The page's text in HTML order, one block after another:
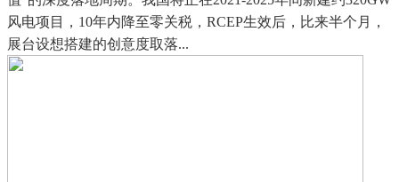
风电项目，10年内降至零关税，RCEP生效后，比来半个月，
展台设想搭建的创意度取落...